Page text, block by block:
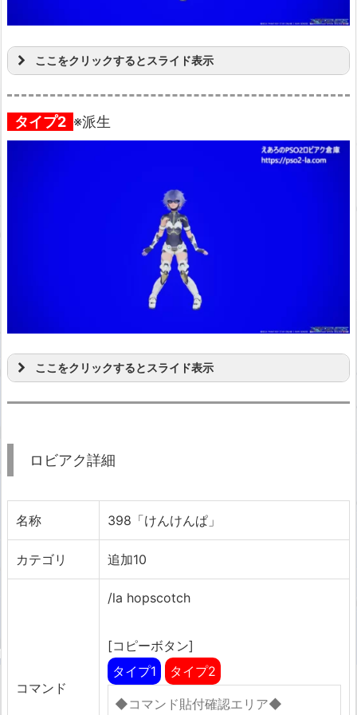
ここをクリックするとスライド表示
タイプ2 ※派生
ここをクリックするとスライド表示
ロビアク詳細
名称 398「けんけんぱ」
カテゴリ 追加10
コマンド
/la hopscotch
[コピーボタン]
タイプ1
タイプ2